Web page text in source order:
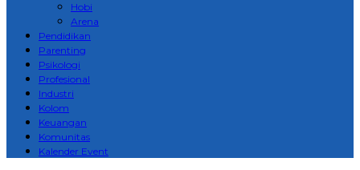
Hobi
Arena
Pendidikan
Parenting
Psikologi
Profesional
Industri
Kolom
Keuangan
Komunitas
Kalender Event